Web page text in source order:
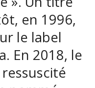
en 1996,
le label
En 2018, le